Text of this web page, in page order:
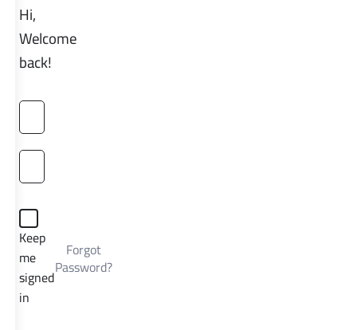
Hi,
Welcome
back!
Keep
me
signed
in
Forgot
Password?